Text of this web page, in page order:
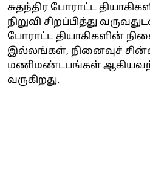
சுதந்திர போராட்ட
நிறுவி சிறப்பித்து
போராட்ட தியாகிகளின்
இல்லங்கள், நினைவுச்
மணிமண்டபங்கள்
வருகிறது.